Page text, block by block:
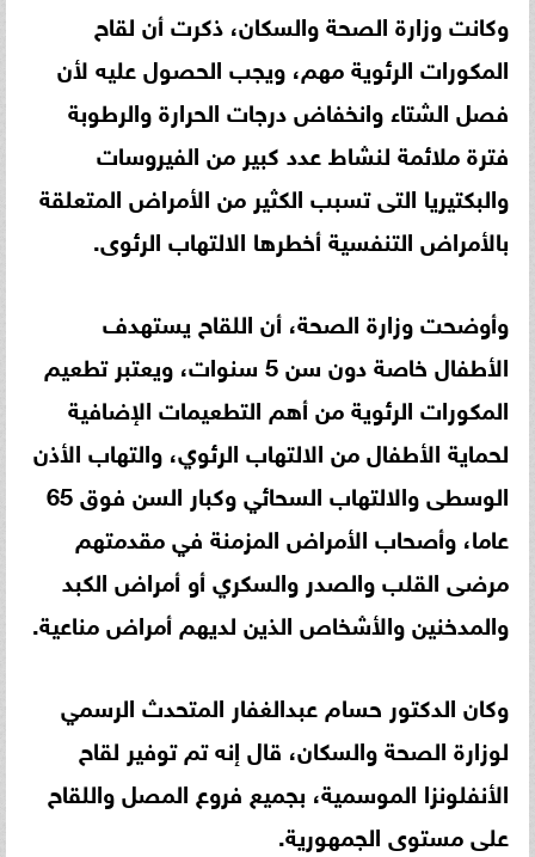
وكانت وزارة الصحة والسكان، ذكرت أن لقاح
المكورات الرئوية مهم، ويجب الحصول عليه لأن
فصل الشتاء وانخفاض درجات الحرارة والرطوبة
فترة ملائمة لنشاط عدد كبير من الفيروسات
والبكتيريا التى تسبب الكثير من الأمراض المتعلقة
بالأمراض التنفسية أخطرها الالتهاب الرئوى.
وأوضحت وزارة الصحة، أن اللقاح يستهدف
الأطفال خاصة دون سن 5 سنوات، ويعتبر تطعيم
المكورات الرئوية من أهم التطعيمات الإضافية
لحماية الأطفال من الالتهاب الرئوي، والتهاب الأذن
الوسطى والالتهاب السحائي وكبار السن فوق 65
عاما، وأصحاب الأمراض المزمنة في مقدمتهم
مرضى القلب والصدر والسكري أو أمراض الكبد
والمدخنين والأشخاص الذين لديهم أمراض مناعية.
وكان الدكتور حسام عبدالغفار المتحدث الرسمي
لوزارة الصحة والسكان، قال إنه تم توفير لقاح
الأنفلونزا الموسمية، بجميع فروع المصل واللقاح
على مستوى الجمهورية.